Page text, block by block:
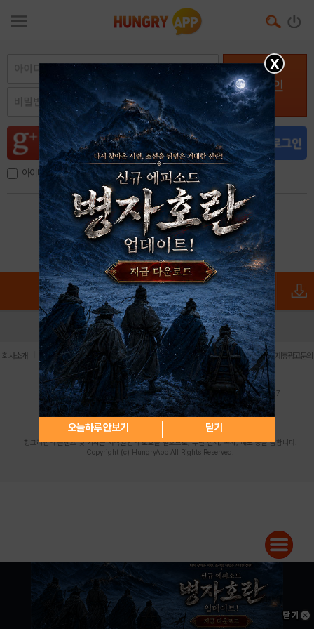
로그인
아이디, 이메일 저장
아이디 / 비밀번호 찾기 회원가입
X
오늘하루 안보기 닫기
로그인 PC버전 전체앱
회사소개 이용약관 | 개인정보 처리방침 | 청소년 보호정책 | 불법촬영물 신고센터 | 제휴광고문의
사업자등록번호:119-86-61101 (주)스마트나우 대표이사:송현두
주소: 서울시 금천구 가산디지털1로 171 연락처:063-284-8635 팩스:02-6265-0377
청소년보호책임자:김동욱desk@hungryapp.co.kr
등록번호:서울아02322 | 등록일자:2016년4월25일
발행인:(주)스마트나우 송현두 | 편집인:김동욱
헝그리앱의 콘텐츠 및 기사는 저작권법의 보호를 받으므로, 무단 전재, 복사, 배포 등을 금합니다.
Copyright (c) HungryApp All Rights Reserved.